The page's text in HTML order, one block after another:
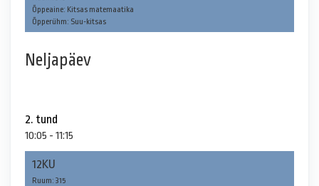
Õppeaine: Kitsas matemaatika
Õpperühm: Suu-kitsas
Neljapäev
2. tund
10:05 - 11:15
12KU
Ruum: 315